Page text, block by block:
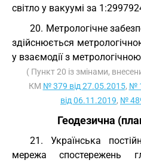
світло у вакуумі за
20. Метрологічне
здійснюється
у взаємодії з
( Пункт 20 із змінами,
КМ № 379 від 27.05.2015, №
від 06.11.2019, №
Геодезична
21. Українська
мережа спостережень